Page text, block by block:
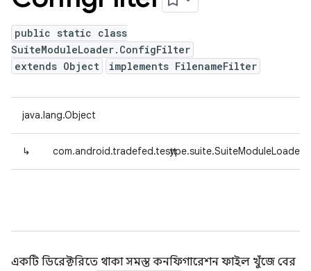
public static class
SuiteModuleLoader.ConfigFilter
extends Object
implements FilenameFilter
java.lang.Object
↳
একটি ডিরেক্টরিতে থাকা সমস্ত কনফিগারেশন ফাইল খুঁজে বের